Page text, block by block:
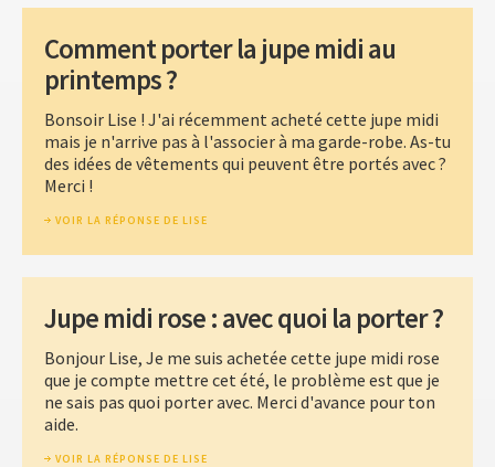
Comment porter la jupe midi au
printemps ?
Bonsoir Lise ! J'ai récemment acheté cette jupe midi
mais je n'arrive pas à l'associer à ma garde-robe. As-tu
des idées de vêtements qui peuvent être portés avec ?
Merci !
VOIR LA RÉPONSE DE LISE
Jupe midi rose : avec quoi la porter ?
Bonjour Lise, Je me suis achetée cette jupe midi rose
que je compte mettre cet été, le problème est que je
ne sais pas quoi porter avec. Merci d'avance pour ton
aide.
VOIR LA RÉPONSE DE LISE